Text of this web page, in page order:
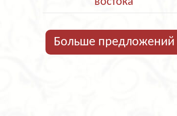
Больше предложений